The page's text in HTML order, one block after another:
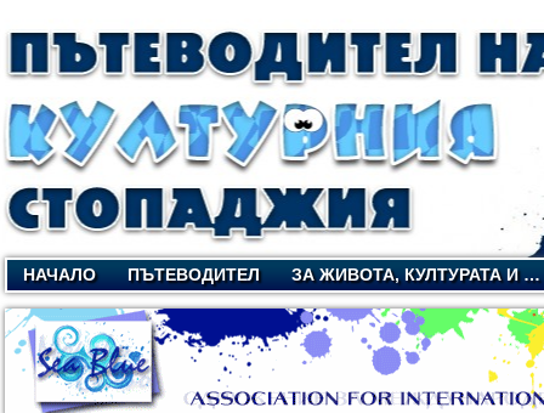
НАЧАЛО ПЪТЕВОДИТЕЛ ЗА ЖИВОТА, КУЛТУРАТА И …